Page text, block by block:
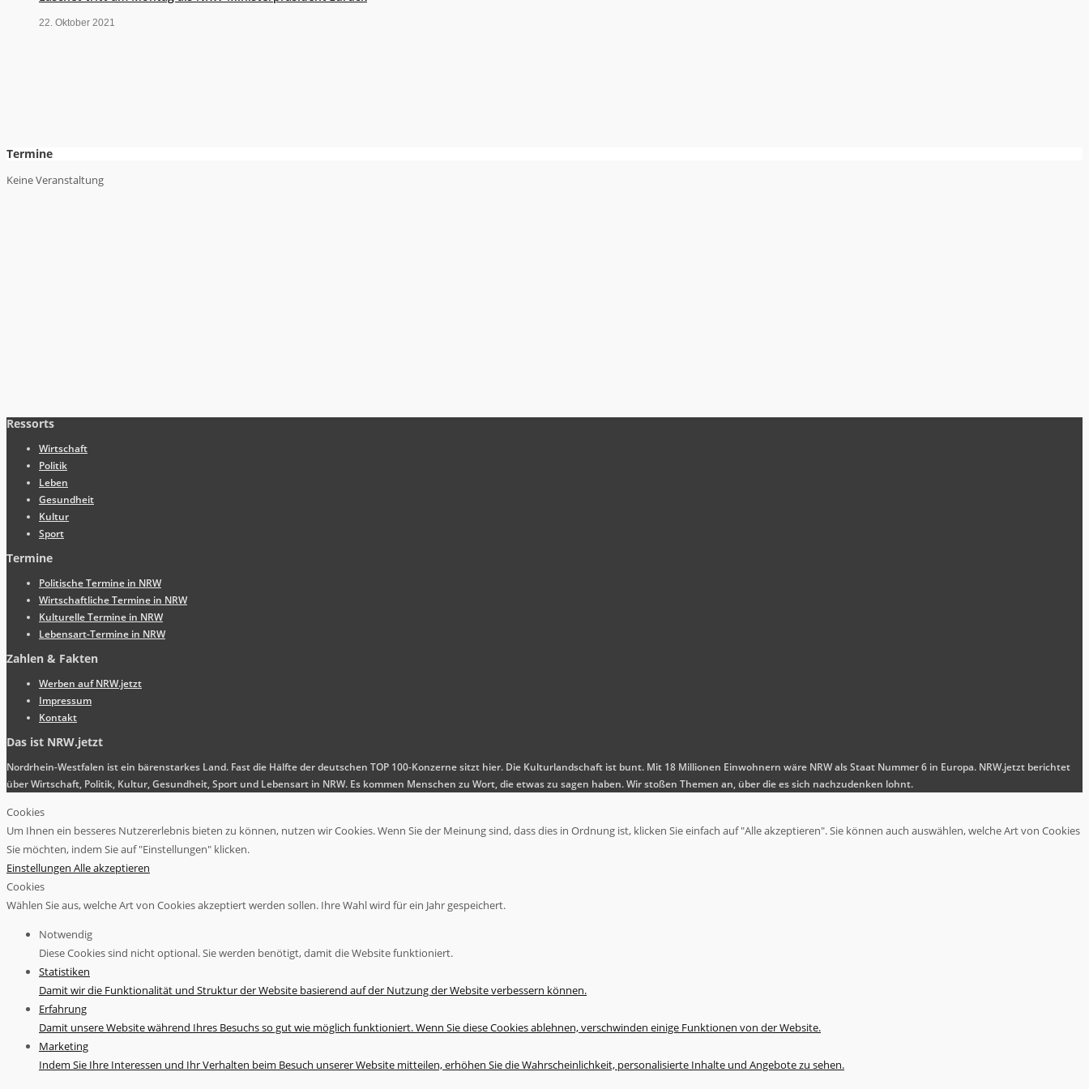
22. Oktober 2021
Termine
Keine Veranstaltung
Ressorts
Wirtschaft
Politik
Leben
Gesundheit
Kultur
Sport
Termine
Politische Termine in NRW
Wirtschaftliche Termine in NRW
Kulturelle Termine in NRW
Lebensart-Termine in NRW
Zahlen & Fakten
Werben auf NRW.jetzt
Impressum
Kontakt
Das ist NRW.jetzt
Nordrhein-Westfalen ist ein bärenstarkes Land. Fast die Hälfte der deutschen TOP 100-Konzerne sitzt hier. Die Kulturlandschaft ist bunt. Mit 18 Millionen Einwohnern wäre NRW als Staat Nummer 6 in Europa. NRW.jetzt berichtet
über Wirtschaft, Politik, Kultur, Gesundheit, Sport und Lebensart in NRW. Es kommen Menschen zu Wort, die etwas zu sagen haben. Wir stoßen Themen an, über die es sich nachzudenken lohnt.
Cookies
Um Ihnen ein besseres Nutzererlebnis bieten zu können, nutzen wir Cookies. Wenn Sie der Meinung sind, dass dies in Ordnung ist, klicken Sie einfach auf "Alle akzeptieren". Sie können auch auswählen, welche Art von Cookies
Sie möchten, indem Sie auf "Einstellungen" klicken.
Einstellungen Alle akzeptieren
Cookies
Wählen Sie aus, welche Art von Cookies akzeptiert werden sollen. Ihre Wahl wird für ein Jahr gespeichert.
Notwendig
Diese Cookies sind nicht optional. Sie werden benötigt, damit die Website funktioniert.
Statistiken
Damit wir die Funktionalität und Struktur der Website basierend auf der Nutzung der Website verbessern können.
Erfahrung
Damit unsere Website während Ihres Besuchs so gut wie möglich funktioniert. Wenn Sie diese Cookies ablehnen, verschwinden einige Funktionen von der Website.
Marketing
Indem Sie Ihre Interessen und Ihr Verhalten beim Besuch unserer Website mitteilen, erhöhen Sie die Wahrscheinlichkeit, personalisierte Inhalte und Angebote zu sehen.